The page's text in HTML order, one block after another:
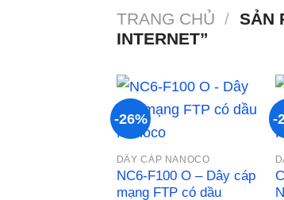
TRANG CHỦ / SẢN
INTERNET”
-26%
DÂY CÁP NANOCO
NC6-F100 O – Dây cáp
mạng FTP có dầu
-